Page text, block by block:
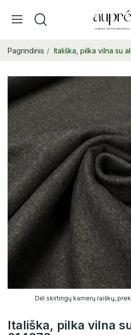
Pagrindinis Itališka, pilka vilna su
Dėl skirtingų kamerų raiškų,
Itališka, pilka vilna